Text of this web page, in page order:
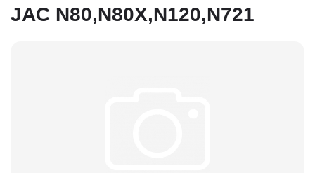
JAC N80,N80X,N120,N721